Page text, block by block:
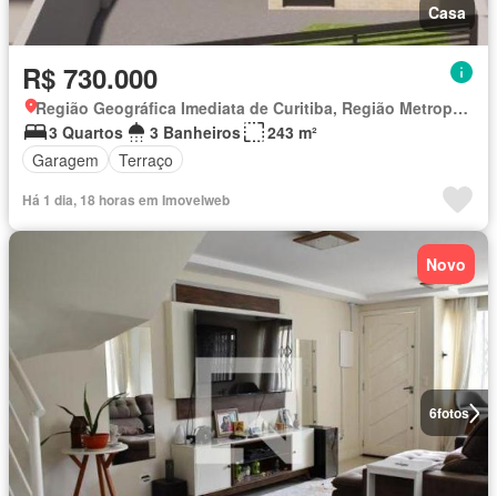
Casa
R$ 730.000
Região Geográfica Imediata de Curitiba, Região Metropolitana de Curitiba
3 Quartos
3 Banheiros
243 m²
Garagem
Terraço
Há 1 dia, 18 horas em Imovelweb
6fotos
Novo